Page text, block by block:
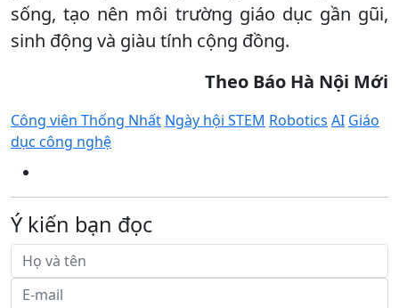
sống, tạo nên môi trường giáo dục gần gũi,
sinh động và giàu tính cộng đồng.
Theo Báo Hà Nội Mới
Công viên Thống Nhất Ngày hội STEM Robotics AI Giáo
dục công nghệ
Ý kiến bạn đọc